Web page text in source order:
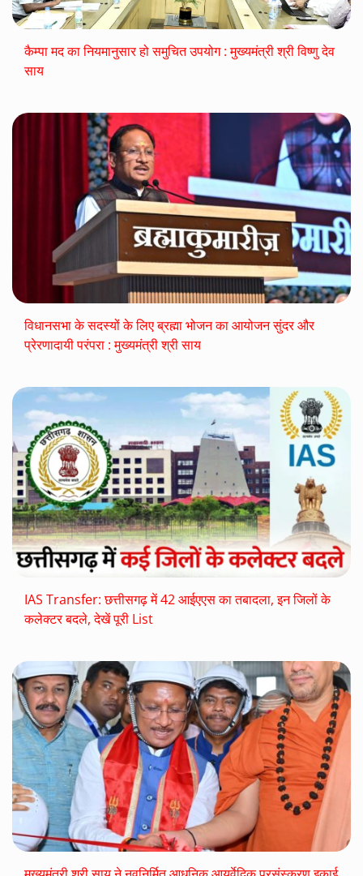
कैम्पा मद का नियमानुसार हो समुचित उपयोग : मुख्यमंत्री श्री विष्णु देव
साय
विधानसभा के सदस्यों के लिए ब्रह्मा भोजन का आयोजन सुंदर और
प्रेरणादायी परंपरा : मुख्यमंत्री श्री साय
IAS Transfer: छत्तीसगढ़ में 42 आईएएस का तबादला, इन ज‍िलों के
कलेक्‍टर बदले, देखें पूरी List